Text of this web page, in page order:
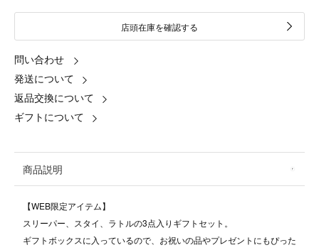
店頭在庫を確認する
問い合わせ
発送について
返品交換について
ギフトについて
商品説明
【WEB限定アイテム】
スリーパー、スタイ、ラトルの3点入りギフトセット。
ギフトボックスに入っているので、お祝いの品やプレゼントにもぴった